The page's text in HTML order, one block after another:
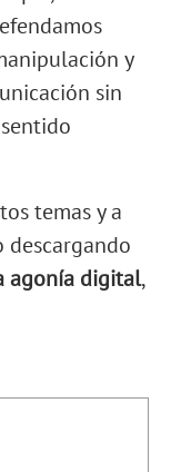
y
sin
temas y a
agonía digital,